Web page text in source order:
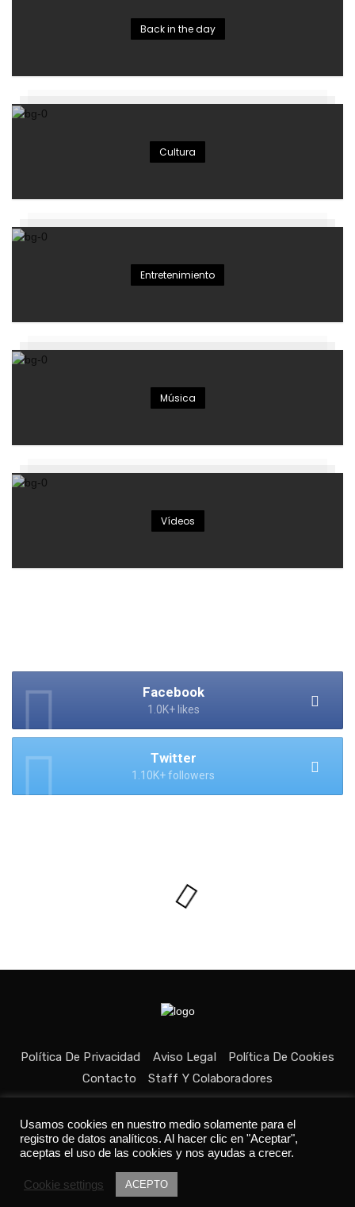
Back in the day
Cultura
Entretenimiento
Música
Vídeos
Facebook
1.0K+ likes
Twitter
1.10K+ followers
Política De Privacidad Aviso Legal
Política De Cookies
Contacto
Staff Y Colaboradores
Asturias. 👨‍💻Desarrollado por
Usamos cookies en nuestro medio solamente para el
registro de datos analíticos. Al hacer clic en "Aceptar",
aceptas el uso de las cookies y nos ayudas a crecer.
Cookie settings ACEPTO